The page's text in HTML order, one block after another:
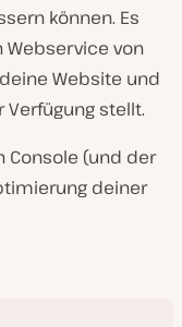
können. Es
von
Website und
Verfügung stellt.
Console (und der
deiner